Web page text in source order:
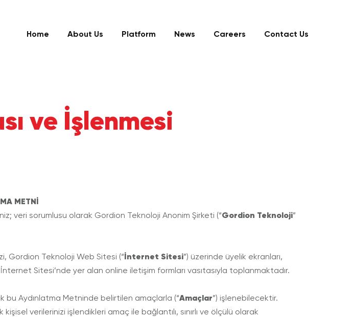
Home About Us Platform News Careers Contact Us
ve İşlenmesi
METNİ
veri sorumlusu olarak Gordion Teknoloji Anonim Şirketi (“Gordion Teknoloji”
Gordion Teknoloji Web Sitesi (“İnternet Sitesi”) üzerinde üyelik ekranları,
Sitesi’nde yer alan online iletişim formları vasıtasıyla toplanmaktadır.
bu Aydınlatma Metninde belirtilen amaçlarla (“Amaçlar”) işlenebilecektir.
verilerinizi işlendikleri amaç ile bağlantılı, sınırlı ve ölçülü olarak